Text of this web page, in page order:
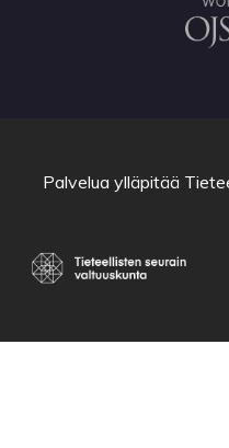
Palvelua ylläpitää